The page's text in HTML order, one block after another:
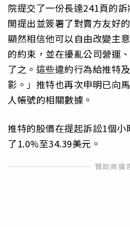
院提交了一份長達241頁的
開提出並簽署了對賣方友好
顯然相信他可以自由改變主
的約束，並在擾亂公司營運
了之。這些違約行為給推特
影。」推特也再次申明已向
人帳號的相關數據。
推特的股價在提起訴訟1個
了1.0%至34.39美元。